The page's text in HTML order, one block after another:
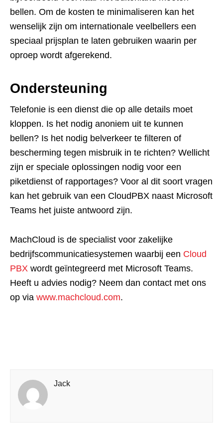
bellen. Om de kosten te minimaliseren kan het
wenselijk zijn om internationale veelbellers een
speciaal prijsplan te laten gebruiken waarin per
oproep wordt afgerekend.
Ondersteuning
Telefonie is een dienst die op alle details moet
kloppen. Is het nodig anoniem uit te kunnen
bellen? Is het nodig belverkeer te filteren of
bescherming tegen misbruik in te richten? Wellicht
zijn er speciale oplossingen nodig voor een
piketdienst of rapportages? Voor al dit soort vragen
kan het gebruik van een CloudPBX naast Microsoft
Teams het juiste antwoord zijn.
MachCloud is de specialist voor zakelijke
bedrijfscommunicatiesystemen waarbij een Cloud
PBX wordt geïntegreerd met Microsoft Teams.
Heeft u advies nodig? Neem dan contact met ons
op via www.machcloud.com.
Jack